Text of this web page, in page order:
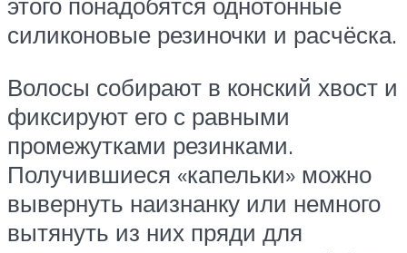
силиконовые резиночки и расчёска.
Волосы собирают в конский хвост и
фиксируют его с равными
промежутками резинками.
Получившиеся «капельки» можно
вывернуть наизнанку или немного
вытянуть из них пряди для